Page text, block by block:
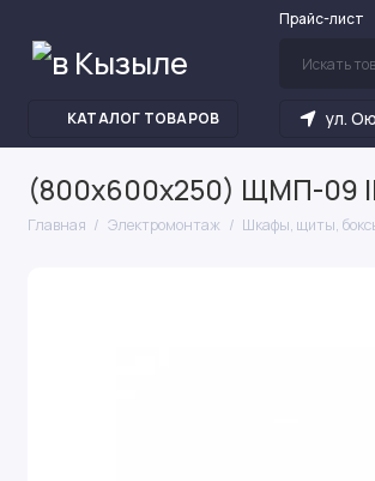
Прайс-лист
КАТАЛОГ ТОВАРОВ ул.
(800х600х250) ЩМП-09
Главная Электромонтаж Шкафы, щиты,